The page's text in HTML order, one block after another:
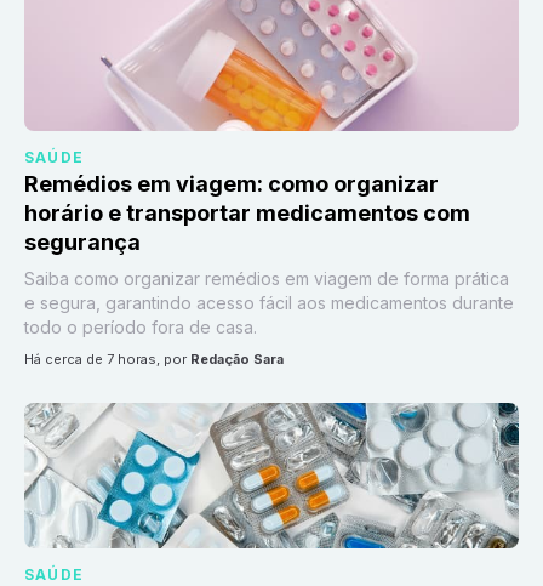
SAÚDE
Remédios em viagem: como organizar
horário e transportar medicamentos com
segurança
Saiba como organizar remédios em viagem de forma prática
e segura, garantindo acesso fácil aos medicamentos durante
todo o período fora de casa.
há cerca de 7 horas, por Redação Sara
SAÚDE